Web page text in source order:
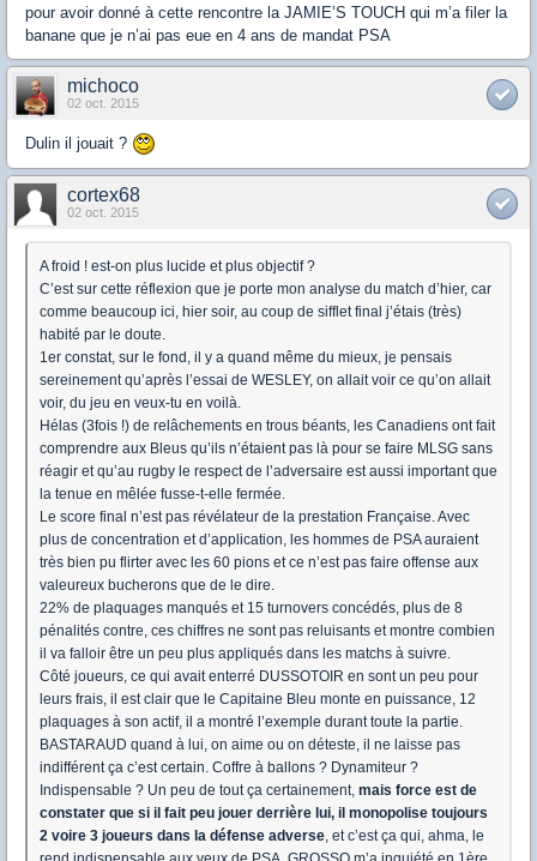
pour avoir donné à cette rencontre la JAMIE’S TOUCH qui m’a filer la
banane que je n’ai pas eue en 4 ans de mandat PSA
michoco
02 oct. 2015
Dulin il jouait ?
cortex68
02 oct. 2015
A froid ! est-on plus lucide et plus objectif ?
C’est sur cette réflexion que je porte mon analyse du match d’hier, car
comme beaucoup ici, hier soir, au coup de sifflet final j’étais (très)
habité par le doute.
1er constat, sur le fond, il y a quand même du mieux, je pensais
sereinement qu’après l’essai de WESLEY, on allait voir ce qu’on allait
voir, du jeu en veux-tu en voilà.
Hélas (3fois !) de relâchements en trous béants, les Canadiens ont fait
comprendre aux Bleus qu’ils n’étaient pas là pour se faire MLSG sans
réagir et qu’au rugby le respect de l’adversaire est aussi important que
la tenue en mêlée fusse-t-elle fermée.
Le score final n’est pas révélateur de la prestation Française. Avec
plus de concentration et d’application, les hommes de PSA auraient
très bien pu flirter avec les 60 pions et ce n’est pas faire offense aux
valeureux bucherons que de le dire.
22% de plaquages manqués et 15 turnovers concédés, plus de 8
pénalités contre, ces chiffres ne sont pas reluisants et montre combien
il va falloir être un peu plus appliqués dans les matchs à suivre.
Côté joueurs, ce qui avait enterré DUSSOTOIR en sont un peu pour
leurs frais, il est clair que le Capitaine Bleu monte en puissance, 12
plaquages à son actif, il a montré l’exemple durant toute la partie.
BASTARAUD quand à lui, on aime ou on déteste, il ne laisse pas
indifférent ça c’est certain. Coffre à ballons ? Dynamiteur ?
Indispensable ? Un peu de tout ça certainement, mais force est de
constater que si il fait peu jouer derrière lui, il monopolise toujours
2 voire 3 joueurs dans la défense adverse, et c’est ça qui, ahma, le